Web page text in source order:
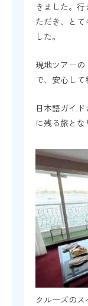
きました。
ただき、と
した。
現地ツアー
で、安心して
日本語ガイ
に残る旅とな
クルーズのス